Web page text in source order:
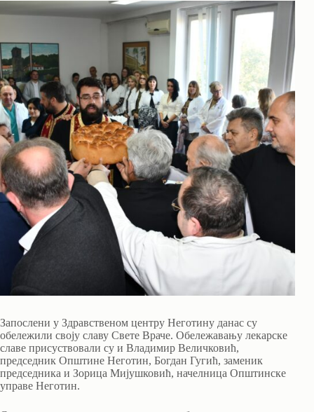
Запослени у Здравственом центру Неготину данас су
обележили своју славу Свете Враче. Обележавању лекарске
славе присуствовали су и Владимир Величковић,
председник Општине Неготин, Богдан Гугић, заменик
председника и Зорица Мијушковић, начелница Општинске
управе Неготин.